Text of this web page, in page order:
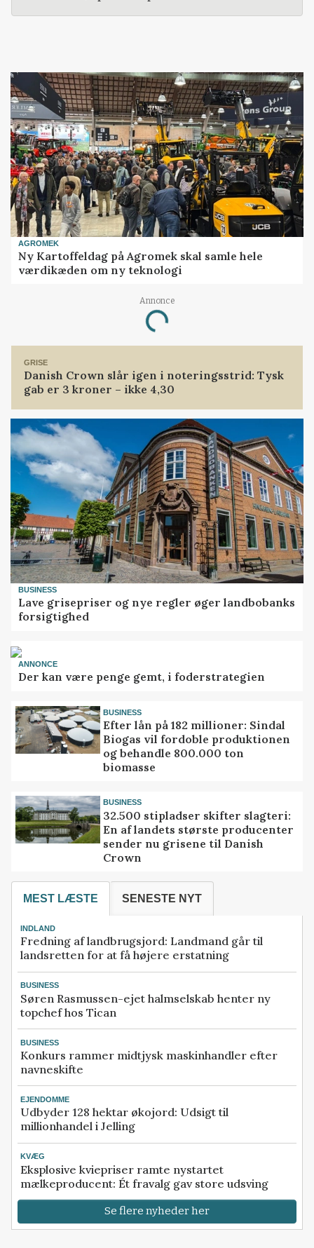
AGROMEK
Ny Kartoffeldag på Agromek skal samle hele
værdikæden om ny teknologi
Annonce
Loading...
GRISE
Danish Crown slår igen i noteringsstrid: Tysk
gab er 3 kroner – ikke 4,30
BUSINESS
Lave grisepriser og nye regler øger landbobanks
forsigtighed
ANNONCE
Der kan være penge gemt, i foderstrategien
BUSINESS
Efter lån på 182 millioner: Sindal
Biogas vil fordoble produktionen
og behandle 800.000 ton
biomasse
BUSINESS
32.500 stipladser skifter slagteri:
En af landets største producenter
sender nu grisene til Danish
Crown
MEST LÆSTE SENESTE NYT
INDLAND
Fredning af landbrugsjord: Landmand går til
landsretten for at få højere erstatning
BUSINESS
Søren Rasmussen-ejet halmselskab henter ny
topchef hos Tican
BUSINESS
Konkurs rammer midtjysk maskinhandler efter
navneskifte
EJENDOMME
Udbyder 128 hektar økojord: Udsigt til
millionhandel i Jelling
KVÆG
Eksplosive kviepriser ramte nystartet
mælkeproducent: Ét fravalg gav store udsving
Se flere nyheder her